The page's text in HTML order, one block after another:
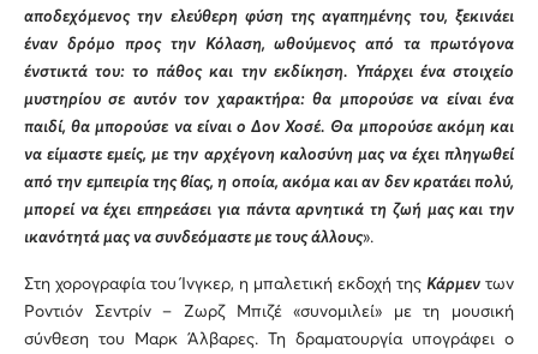
αποδεχόμενος την ελεύθερη φύση της αγαπημένης του, ξεκινάει
έναν δρόμο προς την Κόλαση, ωθούμενος από τα πρωτόγονα
ένστικτά του: το πάθος και την εκδίκηση. Υπάρχει ένα στοιχείο
μυστηρίου σε αυτόν τον χαρακτήρα: θα μπορούσε να είναι ένα
παιδί, θα μπορούσε να είναι ο Δον Χοσέ. Θα μπορούσε ακόμη και
να είμαστε εμείς, με την αρχέγονη καλοσύνη μας να έχει πληγωθεί
από την εμπειρία της βίας, η οποία, ακόμα και αν δεν κρατάει πολύ,
μπορεί να έχει επηρεάσει για πάντα αρνητικά τη ζωή μας και την
ικανότητά μας να συνδεόμαστε με τους άλλους».
Στη χορογραφία του Ίνγκερ, η μπαλετική εκδοχή της Κάρμεν των
Ροντιόν Σεντρίν – Ζωρζ Μπιζέ «συνομιλεί» με τη μουσική
σύνθεση του Μαρκ Άλβαρες. Τη δραματουργία υπογράφει ο